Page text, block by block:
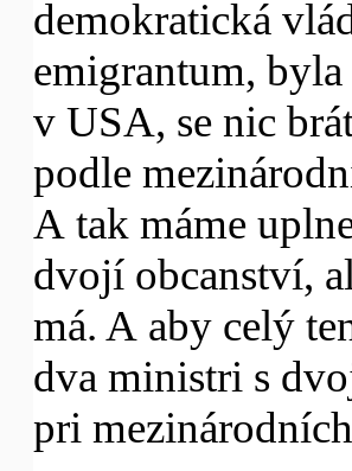
demokratická
emigrantum,
v USA, se nic
podle
A tak máme
dvojí obcanství,
má. A aby celý
dva ministri s
pri